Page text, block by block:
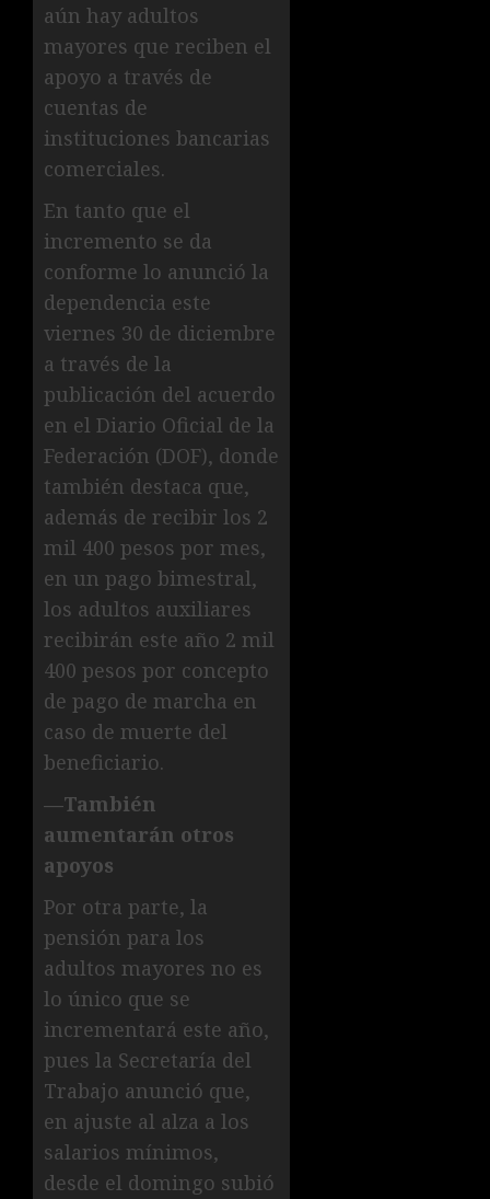
aún hay adultos
mayores que reciben el
apoyo a través de
cuentas de
instituciones bancarias
comerciales.
En tanto que el
incremento se da
conforme lo anunció la
dependencia este
viernes 30 de diciembre
a través de la
publicación del acuerdo
en el Diario Oficial de la
Federación (DOF), donde
también destaca que,
además de recibir los 2
mil 400 pesos por mes,
en un pago bimestral,
los adultos auxiliares
recibirán este año 2 mil
400 pesos por concepto
de pago de marcha en
caso de muerte del
beneficiario.
—También
aumentarán otros
apoyos
Por otra parte, la
pensión para los
adultos mayores no es
lo único que se
incrementará este año,
pues la Secretaría del
Trabajo anunció que,
en ajuste al alza a los
salarios mínimos,
desde el domingo subió